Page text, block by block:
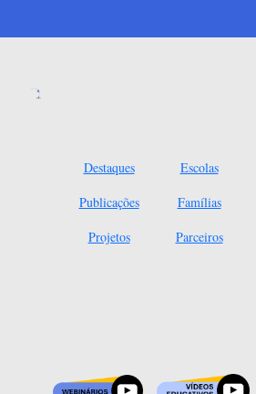
Destaques
Publicações
Projetos
Escolas
Famílias
Parceiros